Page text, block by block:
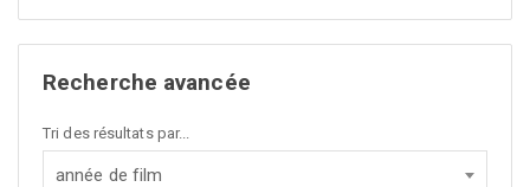
Recherche avancée
Tri des résultats par...
année de film